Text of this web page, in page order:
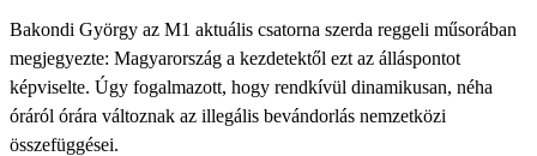
Bakondi György az M1 aktuális csatorna szerda reggeli műsorában
megjegyezte: Magyarország a kezdetektől ezt az álláspontot
képviselte. Úgy fogalmazott, hogy rendkívül dinamikusan, néha
óráról órára változnak az illegális bevándorlás nemzetközi
összefüggései.